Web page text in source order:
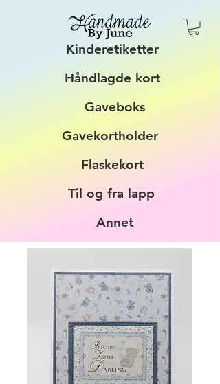
Kinderetiketter
Håndlagde kort
Gaveboks
Gavekortholder
Flaskekort
Til og fra lapp
Annet